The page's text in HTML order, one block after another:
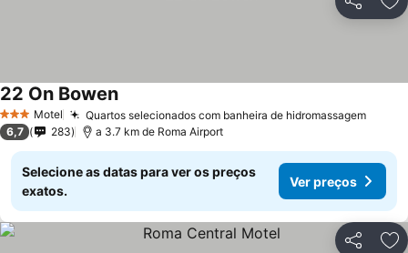
Partilhar
3 EstrelasMotel Quartos selecionados com banheira de hidromassagem
22 On Bowen
6,7 283 a 3.7 km de Roma Airport
Selecione as datas para ver os preços
exatos.
Ver preços
Partilhar